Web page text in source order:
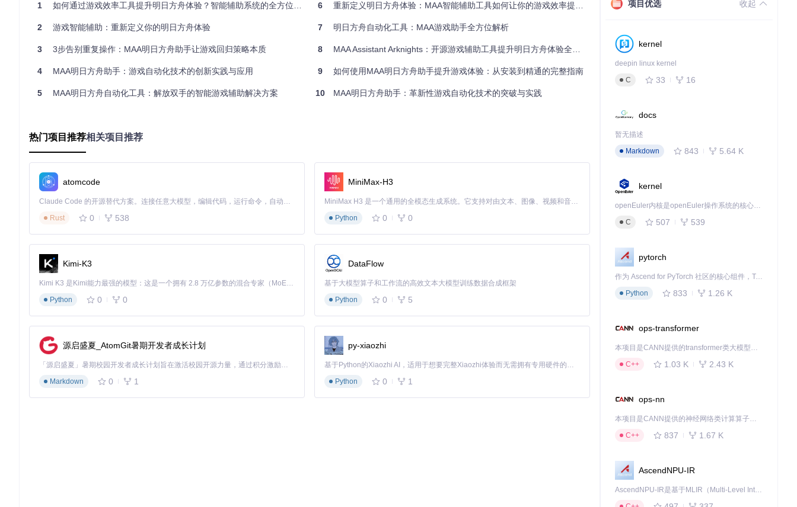
二、解决方案：MAA核心功能技术原理与实测效果
2.1 核心自动化模块
2.1.1 智能战斗系统
技术原理：基于模板匹配与OCR识别的混合决策系统，采用多层级图像特征提取算法，结合动态战斗流程控制。
操作流程：
    A[选择关卡与次数] --> B[图像识别战场环境]
    B --> C[动态部署干员序列]
    C --> D[实时技能释放判断]
    E --> F{战斗结束?}
    F -->|是| G[领取奖励]
    F -->|否| D
    H -->|是| I[任务结束]
实测数据
战斗成功率：97.3%（样本量1000次）
平均耗时降低：78%（对比手动操作）
资源获取效率提升：32%
2.1.2 基建智能管理
技术原理：基于0-1规划的干员分配算法，结合设施效率模型与干员技能权重系统。
1 如何通过游戏效率工具提升明日方舟体验？智能辅助系统的全方位解决方案
2 游戏智能辅助：重新定义你的明日方舟体验
3 3步告别重复操作：MAA明日方舟助手让游戏回归策略本质
4 MAA明日方舟助手：游戏自动化技术的创新实践与应用
5 MAA明日方舟自动化工具：解放双手的智能游戏辅助解决方案
6 重新定义明日方舟体验：MAA智能辅助工具如何让你的游戏效率提升300%
7 明日方舟自动化工具：MAA游戏助手全方位解析
8 MAA Assistant Arknights：开源游戏辅助工具提升明日方舟体验全指南
9 如何使用MAA明日方舟助手提升游戏体验：从安装到精通的完整指南
10 MAA明日方舟助手：革新性游戏自动化技术的突破与实践
热门项目推荐相关项目推荐
atomcode
Claude Code 的开源替代方案。连接任意大模型，编辑代码，运行命令，自动验证 — 全自动执行。用 Rust 构建，极致性能。 ｜ An open-source alternative to Claude Code. Connect any LLM, edit code, run commands, and verify changes — autonomously. Built in Rust for speed. Get Started
Rust
0 538
MiniMax-H3
MiniMax H3 是一个通用的全模态生成系统。它支持对由文本、图像、视频和音频组成的多模态上下文进行统一理解，并能生成分辨率高达 2K、时长可达 15 秒的带原生立体声音频的视频。得益于面向任务泛化的系统设计，H3 在预训练阶段就已具备广泛的多模态上下文理解与生成能力，能够出色地执行复杂的多模态指令。
Python
0 0
Kimi-K3
Kimi K3 是Kimi能力最强的模型：这是一个拥有 2.8 万亿参数的混合专家（MoE）模型，具备原生视觉理解能力，并支持 100 万 token 的上下文窗口。
Python
0 0
DataFlow
基于大模型算子和工作流的高效文本大模型训练数据合成框架
Python
0 5
源启盛夏_AtomGit暑期开发者成长计划
「源启盛夏」暑期校园开发者成长计划旨在激活校园开源力量，通过积分激励、认证扶持、资源倾斜等形式，引导高校组织和开发者完成「入驻 — 建项目 — 做贡献 — 获认证 — 得资源」的完整闭环。无论你是想带领社团入驻平台的组织者，还是希望用代码贡献证明自己的开发者，都能在这里找到属于你的成长路径。
Markdown
0 1
py-xiaozhi
基于Python的Xiaozhi AI，适用于想要完整Xiaozhi体验而无需拥有专用硬件的用户。
Python
0 1
项目优选 收起
kernel
deepin linux kernel
C
33 16
docs
暂无描述
Markdown
843 5.64 K
kernel
openEuler内核是openEuler操作系统的核心，既是系统性能与稳定性的基石，也是连接处理器、设备与服务的桥梁。
C
507 539
pytorch
作为 Ascend for PyTorch 社区的核心组件，TorchNPU 是昇腾专为 PyTorch 打造的深度学习适配插件，使 PyTorch 框架能够直接调用昇腾 NPU，为开发者提供昇腾 AI 处理器的超强算力。
Python
833 1.26 K
ops-transformer
本项目是CANN提供的transformer类大模型算子库，实现网络在NPU上加速计算。
C++
1.03 K 2.43 K
ops-nn
本项目是CANN提供的神经网络类计算算子库，实现网络在NPU上加速计算。
C++
837 1.67 K
AscendNPU-IR
AscendNPU-IR是基于MLIR（Multi-Level Intermediate Representation）构建的，面向昇腾亲和算子编译时使用的中间表示，提供昇腾完备表达能力，通过编译优化提升昇腾AI处理器计算效率，支持通过生态框架使能昇腾AI处理器与深度调优